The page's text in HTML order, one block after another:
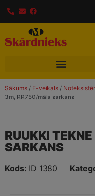
Sākums / E-veikals /
3m, RR750/māla sarkans
RUUKKI
SARKANS
Kods: ID 1380